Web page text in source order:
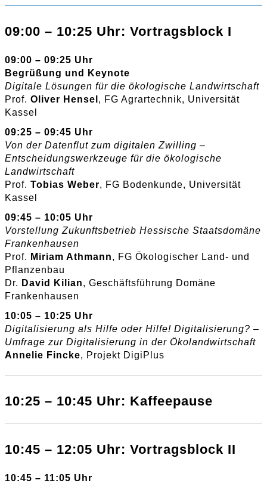
09:00 – 10:25 Uhr: Vortragsblock I
09:00 – 09:25 Uhr
Begrüßung und Keynote
Digitale Lösungen für die ökologische Landwirtschaft
Prof. Oliver Hensel , FG Agrartechnik, Universität
Kassel
09:25 – 09:45 Uhr
Von der Datenflut zum digitalen Zwilling –
Entscheidungswerkzeuge für die ökologische
Landwirtschaft
Prof. Tobias Weber, FG Bodenkunde, Universität
Kassel
09:45 – 10:05 Uhr
Vorstellung Zukunftsbetrieb Hessische Staatsdomäne
Frankenhausen
Prof. Miriam Athmann, FG Ökologischer Land- und
Pflanzenbau
Dr. David Kilian, Geschäftsführung Domäne
Frankenhausen
10:05 – 10:25 Uhr
Digitalisierung als Hilfe oder Hilfe! Digitalisierung? –
Umfrage zur Digitalisierung in der Ökolandwirtschaft
Annelie Fincke, Projekt DigiPlus
10:25 – 10:45 Uhr: Kaffeepause
10:45 – 12:05 Uhr: Vortragsblock II
10:45 – 11:05 Uhr